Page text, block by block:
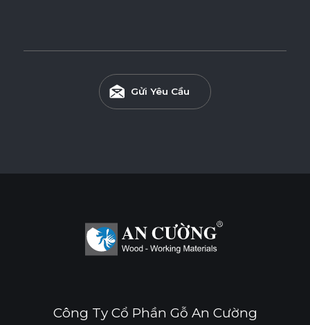
Gửi Yêu Cầu
Công Ty Cổ Phần Gỗ An Cường